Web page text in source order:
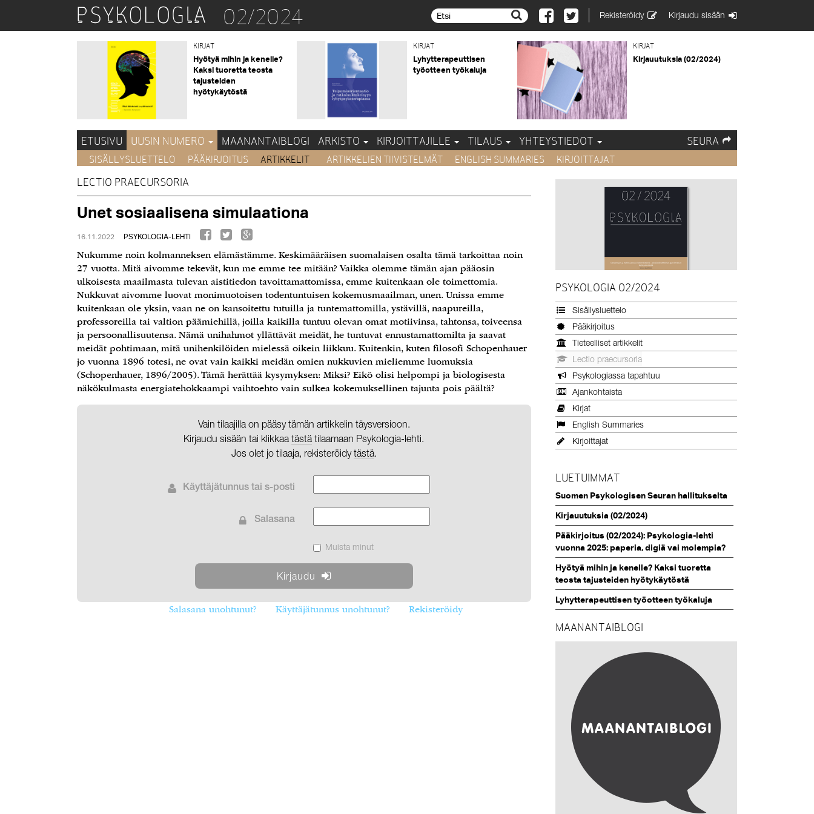
Etsi... Rekisteröidy Kirjaudu sisään
02/2024
KIRJAT
Hyötyä mihin ja kenelle?
Kaksi tuoretta teosta
tajusteiden
hyötykäytöstä
KIRJAT
Lyhytterapeuttisen
työotteen työkaluja
KIRJAT
Kirjauutuksia (02/2024)
ETUSIVU UUSIN NUMERO MAANANTAIBLOGI ARKISTO KIRJOITTAJILLE TILAUS YHTEYSTIEDOT SEURA
SISÄLLYSLUETTELO PÄÄKIRJOITUS ARTIKKELIT ARTIKKELIEN TIIVISTELMÄT ENGLISH SUMMARIES KIRJOITTAJAT
LECTIO PRAECURSORIA
Unet sosiaalisena simulaationa
16.11.2022 PSYKOLOGIA-LEHTI
Nukumme noin kolmanneksen elämästämme. Keskimääräisen suomalaisen osalta tämä tarkoittaa noin
27 vuotta. Mitä aivomme tekevät, kun me emme tee mitään? Vaikka olemme tämän ajan pääosin
ulkoisesta maailmasta tulevan aistitiedon tavoittamattomissa, emme kuitenkaan ole toimettomia.
Nukkuvat aivomme luovat monimuotoisen todentuntuisen kokemusmaailman, unen. Unissa emme
kuitenkaan ole yksin, vaan ne on kansoitettu tutuilla ja tuntemattomilla, ystävillä, naapureilla,
professoreilla tai valtion päämiehillä, joilla kaikilla tuntuu olevan omat motiivinsa, tahtonsa, toiveensa
ja persoonallisuutensa. Nämä unihahmot yllättävät meidät, he tuntuvat ennustamattomilta ja saavat
meidät pohtimaan, mitä unihenkilöiden mielessä oikein liikkuu. Kuitenkin, kuten filosofi Schopenhauer
jo vuonna 1896 totesi, ne ovat vain kaikki meidän omien nukkuvien mieliemme luomuksia
(Schopenhauer, 1896/2005). Tämä herättää kysymyksen: Miksi? Eikö olisi helpompi ja biologisesta
näkökulmasta energiatehokkaampi vaihtoehto vain sulkea kokemuksellinen tajunta pois päältä?
Vain tilaajilla on pääsy tämän artikkelin täysversioon.
Kirjaudu sisään tai klikkaatästä tilaamaan Psykologia-lehti.
Jos olet jo tilaaja, rekisteröidytästä.
Käyttäjätunnus tai s-posti
Salasana
Muista minut
Salasana unohtunut? Käyttäjätunnus unohtunut? Rekisteröidy
PSYKOLOGIA 02/2024
Sisällysluettelo
Pääkirjoitus
Tieteelliset artikkelit
Lectio praecursoria
Psykologiassa tapahtuu
Ajankohtaista
Kirjat
English Summaries
Kirjoittajat
LUETUIMMAT
Suomen Psykologisen Seuran hallitukselta
Kirjauutuksia (02/2024)
Pääkirjoitus (02/2024): Psykologia-lehti
vuonna 2025: paperia, digiä vai molempia?
Hyötyä mihin ja kenelle? Kaksi tuoretta
teosta tajusteiden hyötykäytöstä
Lyhytterapeuttisen työotteen työkaluja
MAANANTAIBLOGI